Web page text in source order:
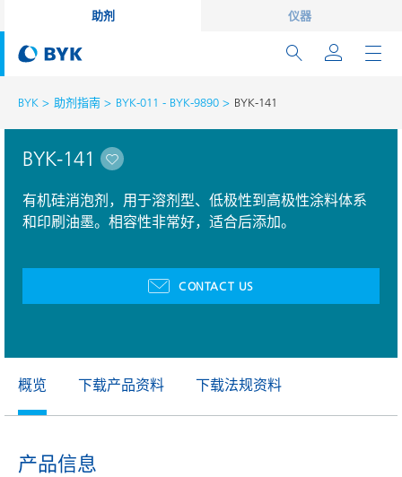
助剂 仪器
BYK 助剂指南 BYK-011 - BYK-9890 BYK-141
BYK-141
有机硅消泡剂，用于溶剂型、低极性到高极性涂料体系
和印刷油墨。相容性非常好，适合后添加。
CONTACT US
概览 下载产品资料 下载法规资料
产品信息